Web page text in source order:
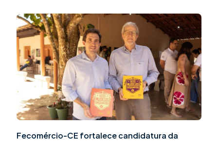
Fecomércio-CE fortalece candidatura da